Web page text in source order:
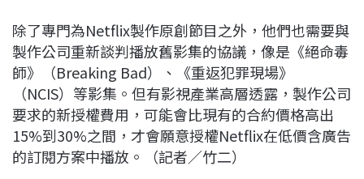
除了專門為Netflix製作原創節目之外，他們也需要與
製作公司重新談判播放舊影集的協議，像是《絕命毒
師》（Breaking Bad）、《重返犯罪現場》
（NCIS）等影集。但有影視產業高層透露，製作公司
要求的新授權費用，可能會比現有的合約價格高出
15%到30%之間，才會願意授權Netflix在低價含廣告
的訂閱方案中播放。（記者／竹二）